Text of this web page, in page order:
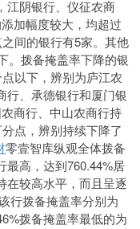
江阴银行、仪征农商
加幅度较大，均超过
间的银行有5家。其他
。拨备掩盖率下降的银
以下，辨别为庐江农
行、承德银行和厦门银
商行、中山农商行持
点，辨别持续下降了
零壹智库纵观全体拨备
最高，达到760.44%居
在较高水平，而且呈逐
行拨备掩盖率分别为
拨备掩盖率最低的为